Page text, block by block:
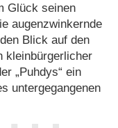
Glück seinen
augenzwinkernde
Blick auf den
kleinbürgerlicher
„Puhdys“ ein
untergegangenen